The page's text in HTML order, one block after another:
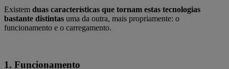
Existem duas características que tornam estas tecnologias
bastante distintas uma da outra, mais propriamente: o
funcionamento e o carregamento.
1. Funcionamento